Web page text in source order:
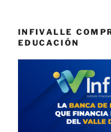
INFIVALLE
EDUCACIÓN